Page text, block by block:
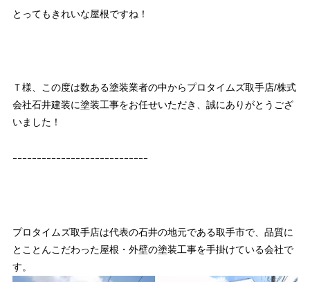
とってもきれいな屋根ですね！
Ｔ様、この度は数ある塗装業者の中からプロタイムズ取手店/株式
会社石井建装に塗装工事をお任せいただき、誠にありがとうござ
いました！
ｰｰｰｰｰｰｰｰｰｰｰｰｰｰｰｰｰｰｰｰｰｰｰｰｰｰｰｰ
プロタイムズ取手店は代表の石井の地元である取手市で、品質に
とことんこだわった屋根・外壁の塗装工事を手掛けている会社で
す。